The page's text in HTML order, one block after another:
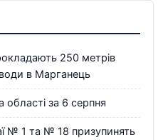
250 метрів
в Марганець
області за 6 серпня
№ 1 та № 18 призупинять